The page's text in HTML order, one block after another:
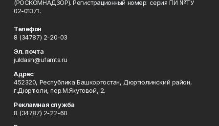
(РОСКОМНАДЗОР). Регистрационный номер: серия ПИ №ТУ
02-01371.
Телефон
8 (34787) 2-20-03
Эл. почта
juldash@ufamts.ru
Адрес
452320, Республика Башкортостан, Дюртюлинский район,
г.Дюртюли, пер.М.Якутовой, 2.
Рекламная служба
8 (34787) 2-22-60